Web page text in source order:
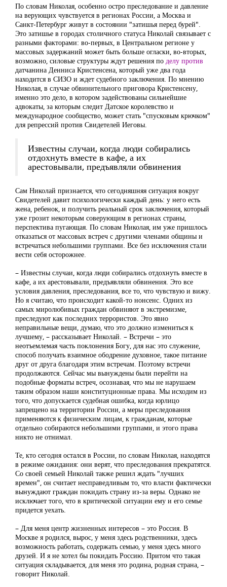
По словам Николая, особенно остро преследование и давление
на верующих чувствуется в регионах России, а Москва и
Санкт-Петербург живут в состоянии "затишья перед бурей".
Это затишье в городах столичного статуса Николай связывает с
разными факторами: во-первых, в Центральном регионе у
массовых задержаний может быть больше огласки, во-вторых,
возможно, силовые структуры ждут решения по делу против
датчанина Денниса Кристенсена, который уже два года
находится в СИЗО и ждет судебного заключения. По мнению
Николая, в случае обвинительного приговора Кристенсену,
именно это дело, в котором задействованы сильнейшие
адвокаты, за которым следит Датское королевство и
международное сообщество, может стать "спусковым крючком"
для репрессий против Свидетелей Иеговы.
Известны случаи, когда люди собирались
отдохнуть вместе в кафе, а их
арестовывали, предъявляли обвинения
Сам Николай признается, что сегодняшняя ситуация вокруг
Свидетелей давит психологически каждый день: у него есть
жена, ребенок, и получить реальный срок заключения, который
уже грозит некоторым соверующим в регионах страны,
перспектива пугающая. По словам Николая, им уже пришлось
отказаться от массовых встреч с другими членами общины и
встречаться небольшими группами. Все без исключения стали
вести себя осторожнее.
– Известны случаи, когда люди собирались отдохнуть вместе в
кафе, а их арестовывали, предъявляли обвинения. Это все
условия давления, преследования, все то, что чувствую и вижу.
Но я считаю, что происходит какой-то нонсенс. Одних из
самых миролюбивых граждан обвиняют в экстремизме,
преследуют как последних террористов. Это явно
неправильные вещи, думаю, что это должно измениться к
лучшему, – рассказывает Николай. – Встречи – это
неотъемлемая часть поклонения Богу, для нас это служение,
способ получать взаимное ободрение духовное, такое питание
друг от друга благодаря этим встречам. Поэтому встречи
продолжаются. Сейчас мы вынуждены были перейти на
подобные форматы встреч, осознавая, что мы не нарушаем
таким образом наши конституционные права. Мы исходим из
того, что допускается судебная ошибка, когда юрлицо
запрещено на территории России, а меры преследования
применяются к физическим лицам, к гражданам, которые
отдельно собираются небольшими группами, и этого права
никто не отнимал.
Те, кто сегодня остался в России, по словам Николая, находятся
в режиме ожидания: они верят, что преследования прекратятся.
Со своей семьей Николай также решил ждать "лучших
времен", он считает несправедливым то, что власти фактически
вынуждают граждан покидать страну из-за веры. Однако не
исключает того, что в критической ситуации ему и его семье
придется уехать.
– Для меня центр жизненных интересов – это Россия. В
Москве я родился, вырос, у меня здесь родственники, здесь
возможность работать, содержать семью, у меня здесь много
друзей. И я не хотел бы покидать Россию. Притом что такая
ситуация складывается, для меня это родина, родная страна, –
говорит Николай.